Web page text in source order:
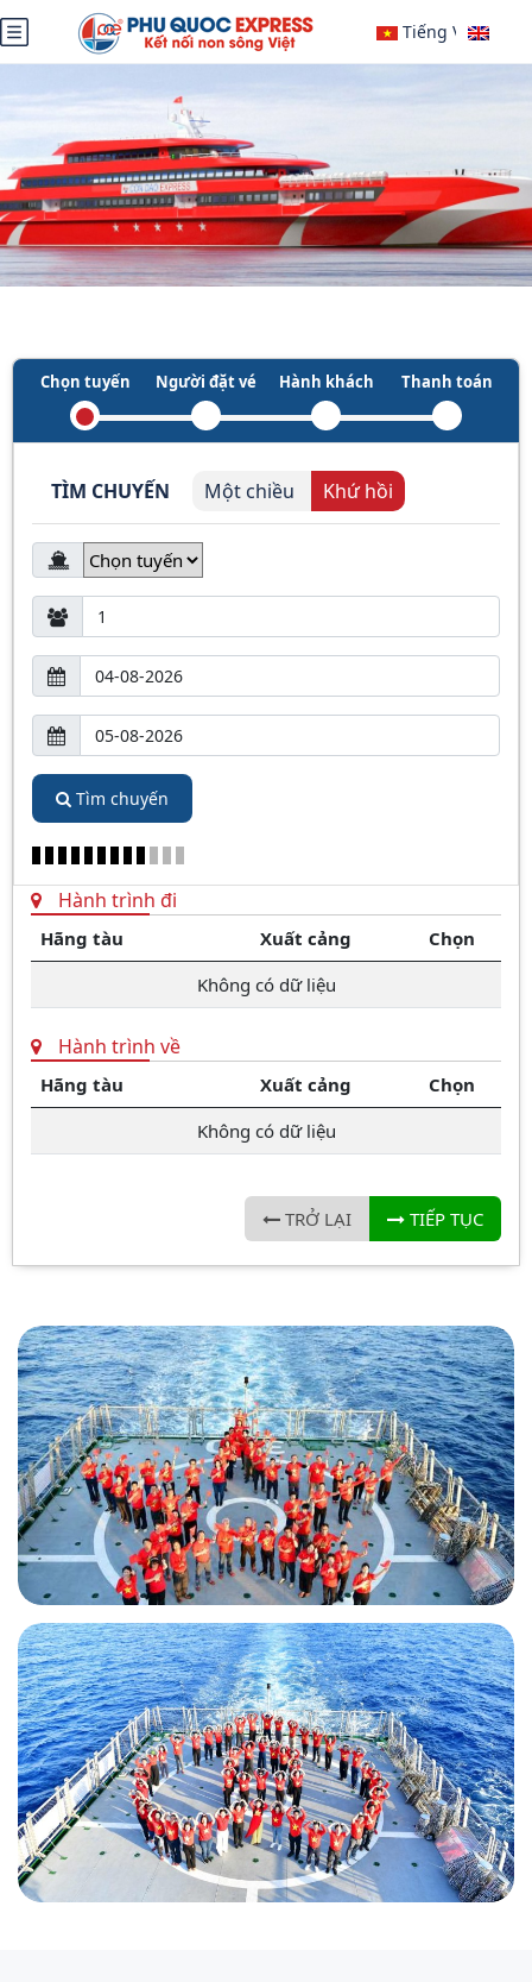
Tiếng Việt
Chọn tuyến Người đặt vé Hành khách Thanh toán
TÌM CHUYẾN Một chiều Khứ hồi
Tìm chuyến
Hành trình đi
Hãng tàu Xuất cảng
Chọn
Không có dữ liệu
Hành trình về
Hãng tàu Xuất cảng
Chọn
Không có dữ liệu
TRỞ LẠI TIẾP TỤC